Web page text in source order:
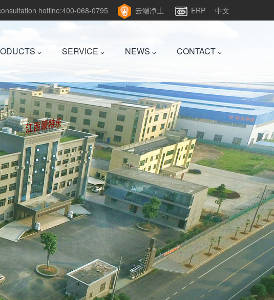
hotline:400-068-0795 云端净土 ERP 中文
SERVICE NEWS CONTACT